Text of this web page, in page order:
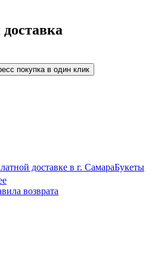
покупка в один клик
доставке в г. СамараБукеты
возврата